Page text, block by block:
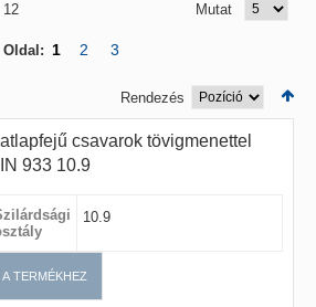
Mutat
Oldal: 1 2 3
Rendezés
csavarok tövigmenettel
933 10.9
10.9
A TERMÉKHEZ